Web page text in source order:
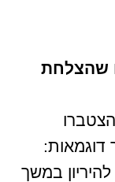
שהצלחת
דוגמאות:
במשך